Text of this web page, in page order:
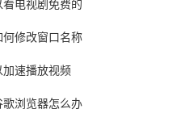
电视剧免费的
何修改窗口名称
速播放视频
歌浏览器怎么办